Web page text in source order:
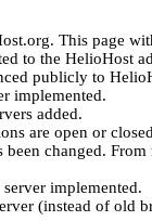
This page
to the HelioHost
publicly to
implemented.
added.
are open or
changed.
implemented.
(instead of old